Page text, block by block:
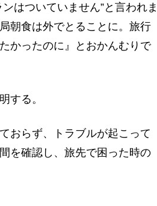
はついていません”と言われま
朝食は外でとることに。旅行
かったのに』とおかんむりで
する。
おらず、トラブルが起こって
を確認し、旅先で困った時の